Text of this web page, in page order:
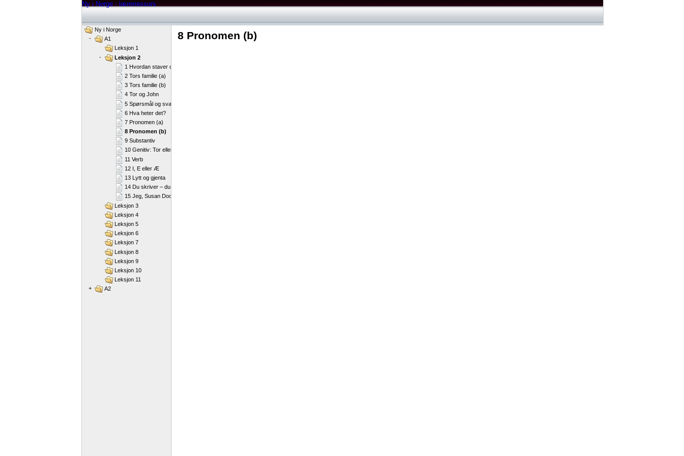
Ny i Norge - lærerressurs
8 Pronomen (b)
Ny i Norge
-
A1
Leksjon 1
-
Leksjon 2
1 Hvordan staver du …?
2 Tors familie (a)
3 Tors familie (b)
4 Tor og John
5 Spørsmål og svar
6 Hva heter det?
7 Pronomen (a)
8 Pronomen (b)
9 Substantiv
10 Genitiv: Tor eller Tors?
11 Verb
12 I, E eller Æ
13 Lytt og gjenta
14 Du skriver – du sier
15 Jeg, Susan Doolan
Leksjon 3
Leksjon 4
Leksjon 5
Leksjon 6
Leksjon 7
Leksjon 8
Leksjon 9
Leksjon 10
Leksjon 11
+
A2